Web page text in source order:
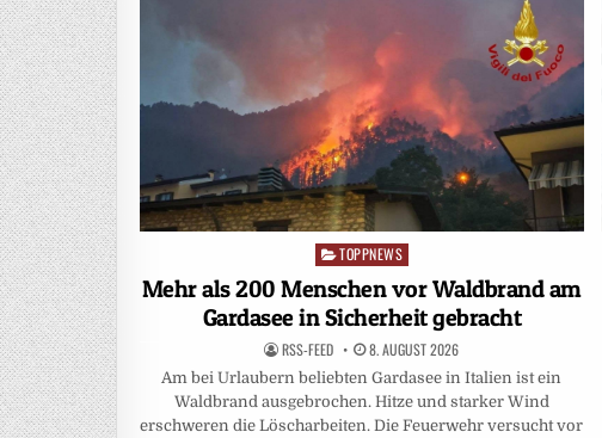
Posted
TOPPNEWS
Mehr als 200 Menschen vor Waldbrand am
Gardasee in Sicherheit gebracht
RSS-FEED 8. AUGUST 2026
Am bei Urlaubern beliebten Gardasee in Italien ist ein
Waldbrand ausgebrochen. Hitze und starker Wind
erschweren die Löscharbeiten. Die Feuerwehr versucht vor